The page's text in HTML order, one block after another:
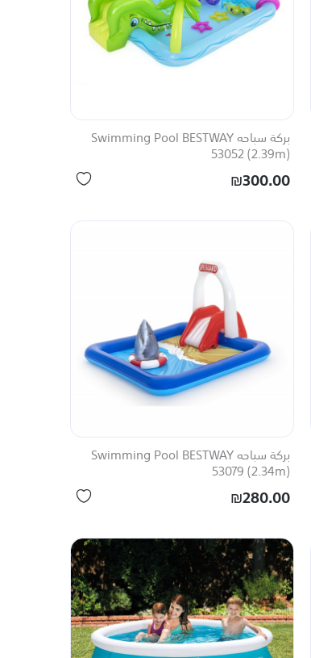
بركة سباحه Swimming Pool BESTWAY
53052 (2.39m)
₪300.00
بركة سباحه Swimming Pool BESTWAY
53079 (2.34m)
₪280.00